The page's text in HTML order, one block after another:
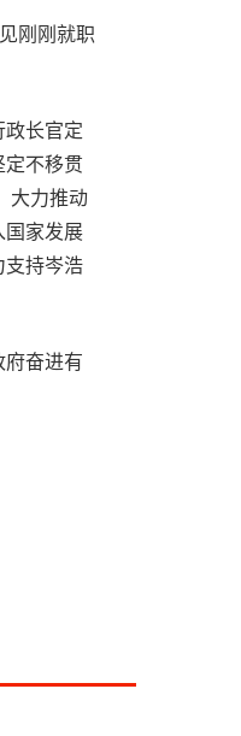
刚刚就职
长官定
不移贯
大力推动
家发展
持岑浩
奋进有